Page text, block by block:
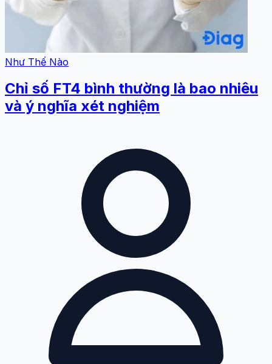
Như Thế Nào
Chỉ số FT4 bình thường là bao nhiêu
và ý nghĩa xét nghiệm